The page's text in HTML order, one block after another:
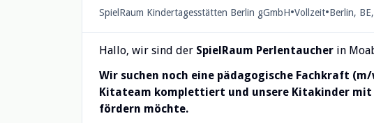
SpielRaum Kindertagesstätten Berlin gGmbH•Vollzeit•Berlin,
Hallo, wir sind der SpielRaum Perlentaucher in
Wir suchen noch eine pädagogische Fachkraft
Kitateam komplettiert und unsere Kitakinder mit
fördern möchte.